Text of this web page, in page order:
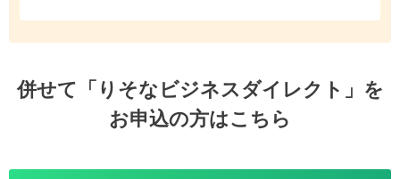
併せて「りそなビジネスダイレクト」を
お申込の方はこちら